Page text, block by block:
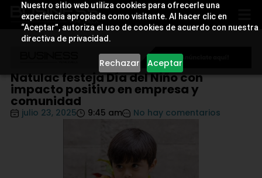
Nuestro sitio web utiliza cookies para ofrecerle una
experiencia apropiada como visitante. Al hacer clic en
“Aceptar”, autoriza el uso de cookies de acuerdo con nuestra
directiva de privacidad.
Rechazar Aceptar
Natulac festeja Día del Niño con
impacto positivo en empresa y
comunidad
julio 23, 2025 9:45 am No hay comentarios